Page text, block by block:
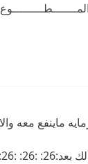
معه
:26: